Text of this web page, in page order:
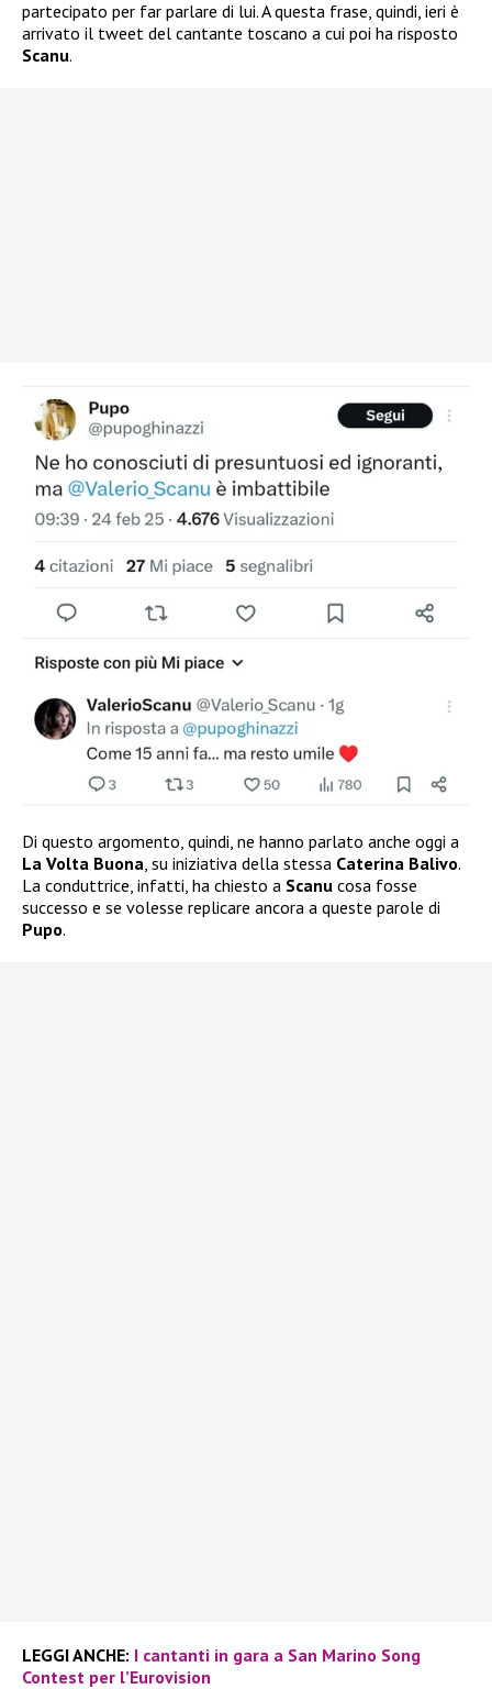
partecipato per far parlare di lui. A questa frase, quindi, ieri è
arrivato il tweet del cantante toscano a cui poi ha risposto
Scanu.
Di questo argomento, quindi, ne hanno parlato anche oggi a
La Volta Buona , su iniziativa della stessa Caterina Balivo.
La conduttrice, infatti, ha chiesto a Scanu cosa fosse
successo e se volesse replicare ancora a queste parole di
Pupo.
LEGGI ANCHE: I cantanti in gara a San Marino Song
Contest per l’Eurovision